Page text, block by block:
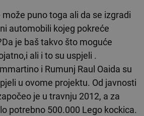
može puno toga ali da se izgradi
automobili kojeg pokreće
je baš takvo što moguće
ali i to su uspjeli .
i Rumunj Raul Oaida su
u ovome projektu. Od javnosti
je u travnju 2012, a za
potrebno 500.000 Lego kockica.